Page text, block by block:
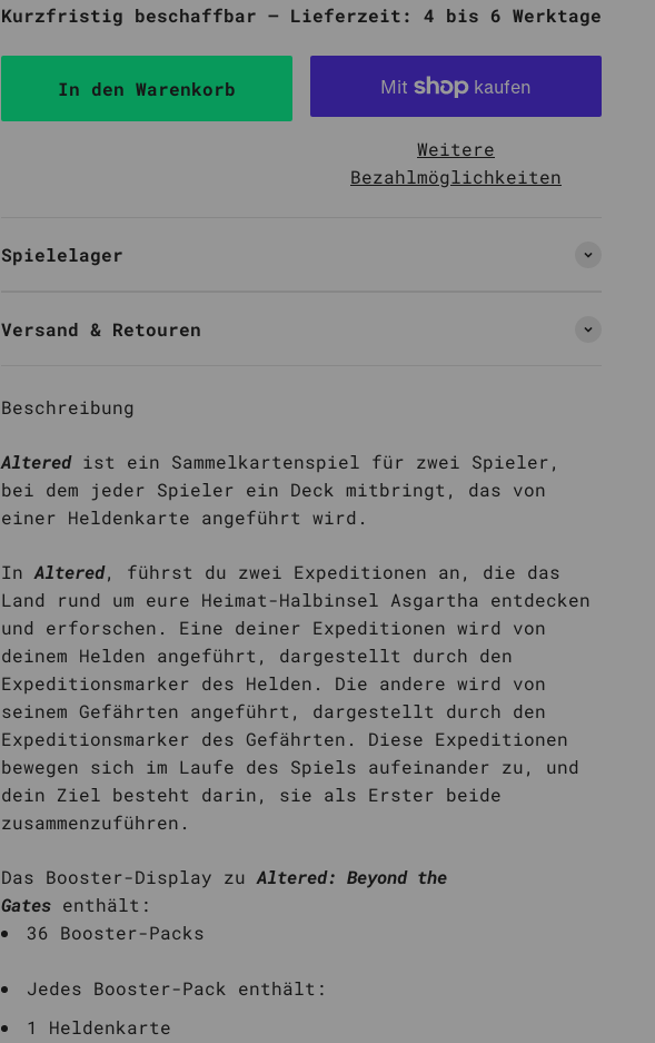
Kurzfristig beschaffbar – Lieferzeit: 4 bis 6 Werktage
In den Warenkorb
Weitere
Bezahlmöglichkeiten
Spielelager
Versand & Retouren
Beschreibung
Altered ist ein Sammelkartenspiel für zwei Spieler,
bei dem jeder Spieler ein Deck mitbringt, das von
einer Heldenkarte angeführt wird.
In Altered, führst du zwei Expeditionen an, die das
Land rund um eure Heimat-Halbinsel Asgartha entdecken
und erforschen. Eine deiner Expeditionen wird von
deinem Helden angeführt, dargestellt durch den
Expeditionsmarker des Helden. Die andere wird von
seinem Gefährten angeführt, dargestellt durch den
Expeditionsmarker des Gefährten. Diese Expeditionen
bewegen sich im Laufe des Spiels aufeinander zu, und
dein Ziel besteht darin, sie als Erster beide
zusammenzuführen.
Das Booster-Display zu Altered: Beyond the
Gates enthält:
36 Booster-Packs
Jedes Booster-Pack enthält:
1 Heldenkarte